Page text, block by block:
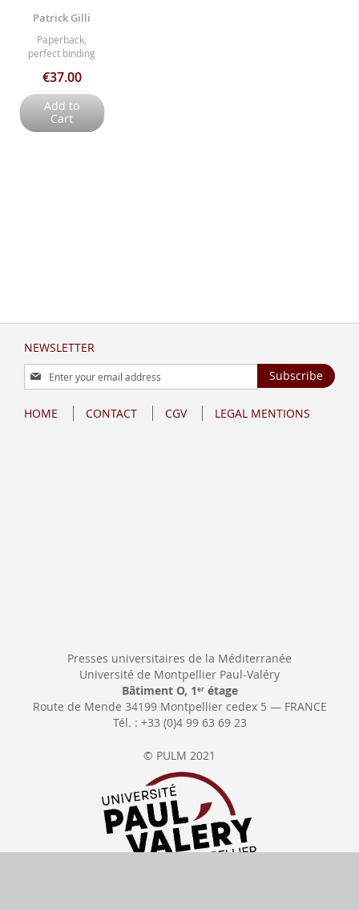
Patrick Gilli
Paperback,
perfect binding
€37.00
Add to
Cart
NEWSLETTER
Sign
Up
Our
Subscribe
HOME CONTACT CGV LEGAL MENTIONS
Presses universitaires de la Méditerranée
Université de Montpellier Paul-Valéry
Bâtiment O, 1 erétage
Route de Mende 34199 Montpellier cedex 5 — FRANCE
Tél. : +33 (0)4 99 63 69 23
© PULM 2021